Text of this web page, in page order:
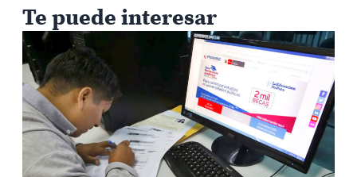
Te puede interesar